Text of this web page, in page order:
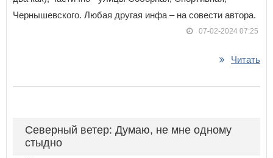
Чернышевского. Любая другая инфа – на совести автора.
07-02-2024 07:25
Читать
Северный ветер: Думаю, не мне одному
стыдно